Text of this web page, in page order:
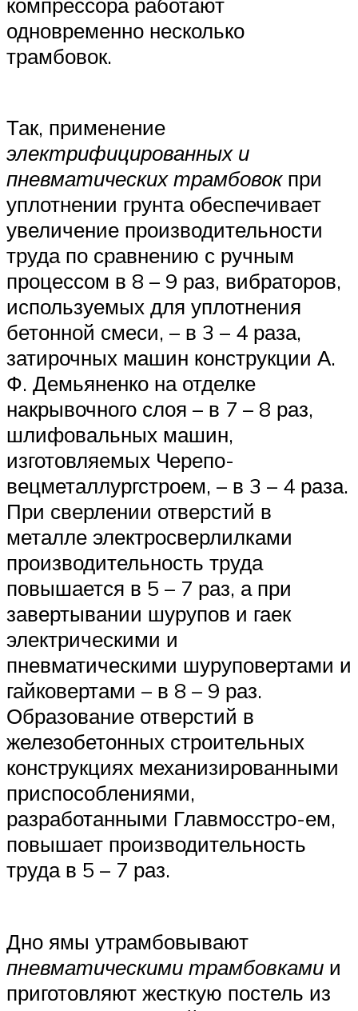
одновременно несколько
трамбовок.
Так, применение
электрифицированных и
пневматических трамбовокпри
уплотнении грунта обеспечивает
увеличение производительности
труда по сравнению с ручным
процессом в 8 – 9 раз, вибраторов,
используемых для уплотнения
бетонной смеси, – в 3 – 4 раза,
затирочных машин конструкции А.
Ф. Демьяненко на отделке
накрывочного слоя – в 7 – 8 раз,
шлифовальных машин,
изготовляемых Черепо-
вецметаллургстроем, – в 3 – 4 раза.
При сверлении отверстий в
металле электросверлилками
производительность труда
повышается в 5 – 7 раз, а при
завертывании шурупов и гаек
электрическими и
пневматическими шуруповертами и
гайковертами – в 8 – 9 раз.
Образование отверстий в
железобетонных строительных
конструкциях механизированными
приспособлениями,
разработанными Главмосстро-ем,
повышает производительность
труда в 5 – 7 раз.
Дно ямы утрамбовывают
пневматическими трамбовками и
приготовляют жесткую постель из